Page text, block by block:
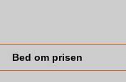
Bed om prisen